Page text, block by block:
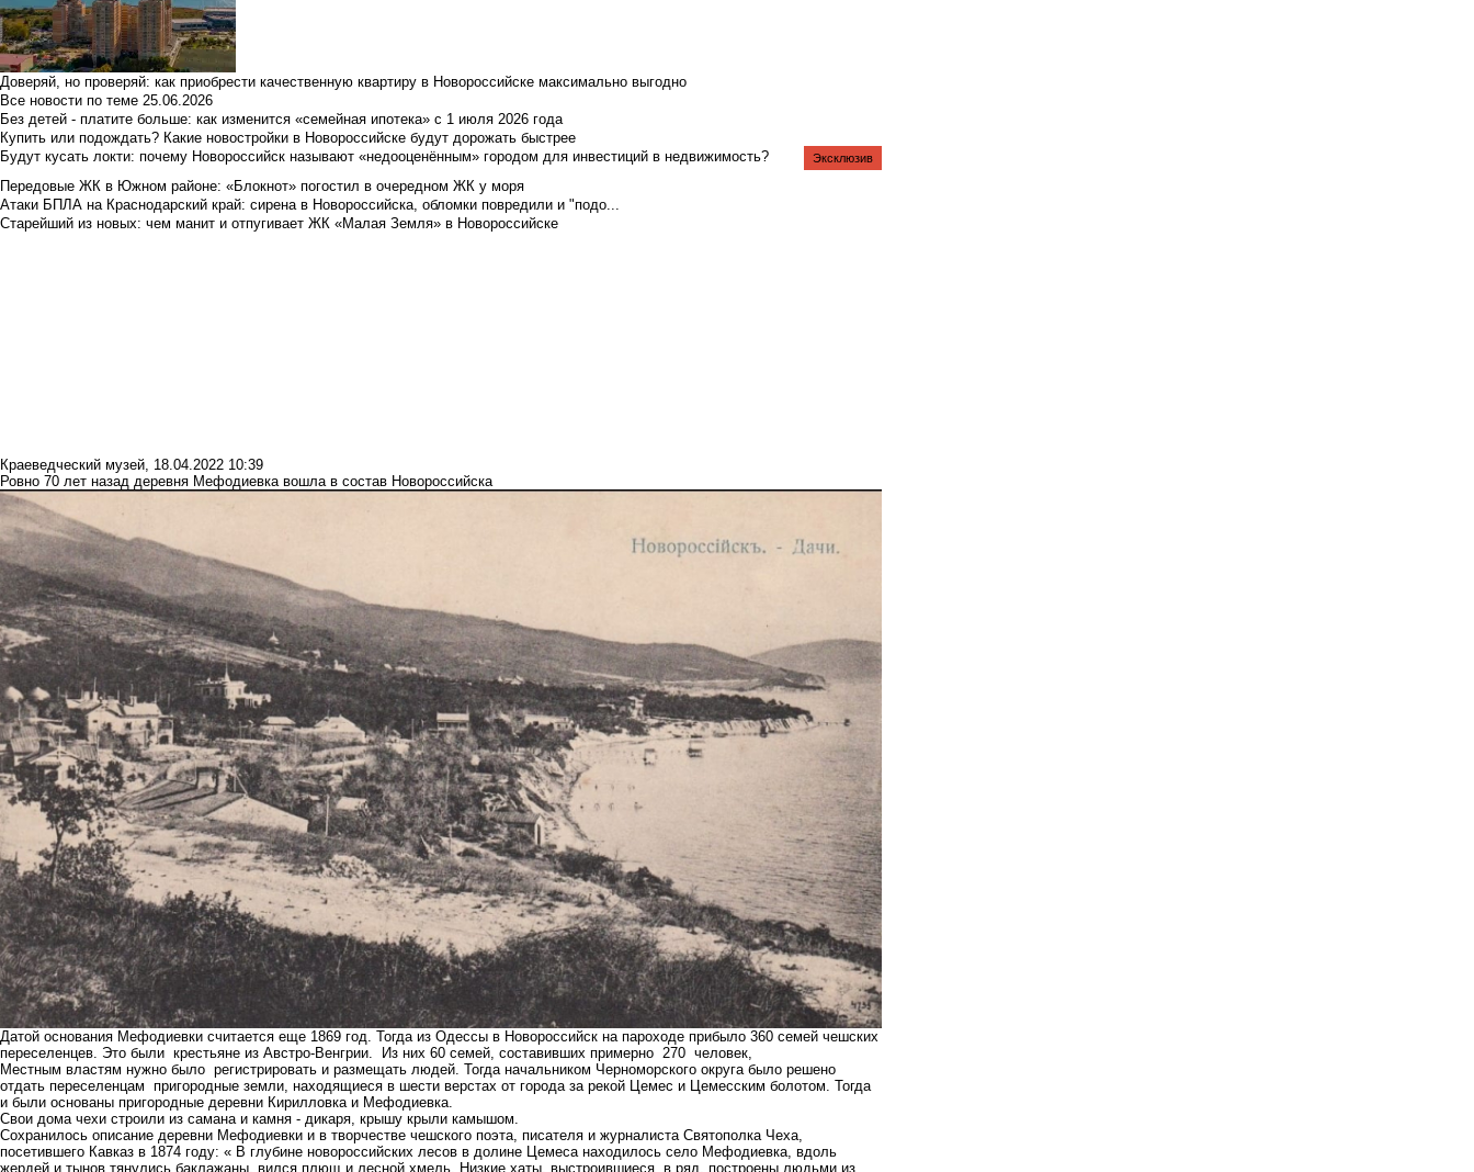
Доверяй, но проверяй: как приобрести качественную квартиру в Новороссийске максимально выгодно
Все новости по теме 25.06.2026
Без детей - платите больше: как изменится «семейная ипотека» с 1 июля 2026 года
Купить или подождать? Какие новостройки в Новороссийске будут дорожать быстрее
Будут кусать локти: почему Новороссийск называют «недооценённым» городом для инвестиций в недвижимость?
Передовые ЖК в Южном районе: «Блокнот» погостил в очередном ЖК у моря
Атаки БПЛА на Краснодарский край: сирена в Новороссийска, обломки повредили и "подо...
Старейший из новых: чем манит и отпугивает ЖК «Малая Земля» в Новороссийске
Эксклюзив
Краеведческий музей, 18.04.2022 10:39
Ровно 70 лет назад деревня Мефодиевка вошла в состав Новороссийска
Датой основания Мефодиевки считается еще 1869 год. Тогда из Одессы в Новороссийск на пароходе прибыло 360 семей чешских
переселенцев. Это были крестьяне из Австро-Венгрии. Из них 60 семей, составивших примерно 270 человек,
Местным властям нужно было регистрировать и размещать людей. Тогда начальником Черноморского округа было решено
отдать переселенцам пригородные земли, находящиеся в шести верстах от города за рекой Цемес и Цемесским болотом. Тогда
и были основаны пригородные деревни Кирилловка и Мефодиевка.
Свои дома чехи строили из самана и камня - дикаря, крышу крыли камышом.
Сохранилось описание деревни Мефодиевки и в творчестве чешского поэта, писателя и журналиста Святополка Чеха,
посетившего Кавказ в 1874 году: « В глубине новороссийских лесов в долине Цемеса находилось село Мефодиевка, вдоль
жердей и тынов тянулись баклажаны, вился плющ и лесной хмель. Низкие хаты, выстроившиеся в ряд, построены людьми из